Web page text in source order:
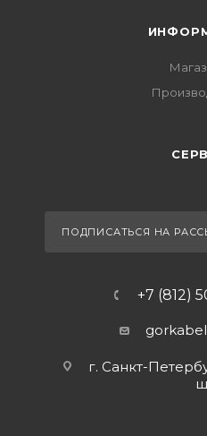
ПОДПИСАТЬСЯ НА
+7 (812)
г. Санкт-